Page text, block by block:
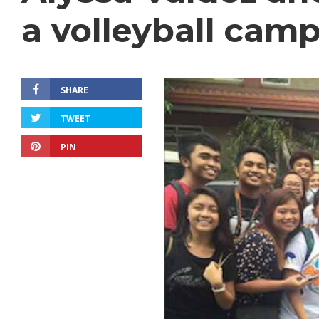
a volleyball
SHARE
TWEET
PIN